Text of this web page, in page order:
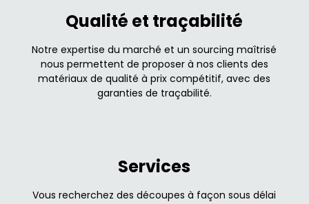
Qualité et traçabilité
Notre expertise du marché et un sourcing maîtrisé
nous permettent de proposer à nos clients des
matériaux de qualité à prix compétitif, avec des
garanties de traçabilité.
Services
Vous recherchez des découpes à façon sous délai